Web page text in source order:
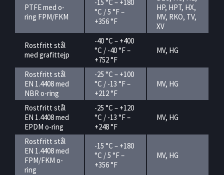
PTFE med o-
ring FPM/FKM
-15 °C – +180
°C / 5 °F –
+356 °F
HP, HPT, HX,
MV, RKO, TV,
XV
Rostfritt stål
med grafittejp
-40 °C – +400
°C / -40 °F –
+752 °F
MV, HG
Rostfritt stål
EN 1.4408 med
NBR o-ring
-25 °C – +100
°C / -13 °F –
+212 °F
MV, HG
Rostfritt stål
EN 1.4408 med
EPDM o-ring
-25 °C – +120
°C / -13 °F –
+248 °F
MV, HG
Rostfritt stål
EN 1.4408 med
FPM/FKM o-
ring
-15 °C – +180
°C / 5 °F –
+356 °F
MV, HG